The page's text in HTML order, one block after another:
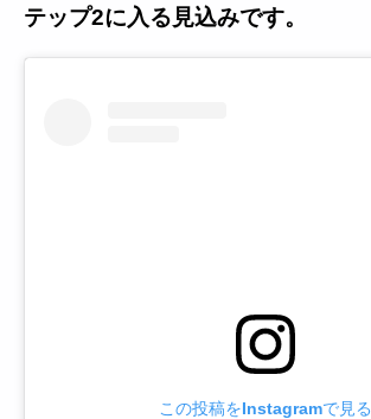
テップ2に入る見込みです。
この投稿をInstagramで見る